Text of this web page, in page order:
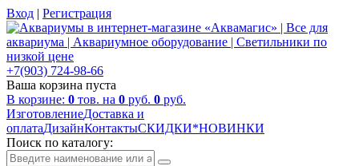
Вход | Регистрация
+7(903) 724-98-66
Ваша корзина пуста
В корзине: 0 тов. на 0 руб. 0 руб.
ИзготовлениеДоставка и
оплатаДизайнКонтактыСКИДКИ*НОВИНКИ
Поиск по каталогу: